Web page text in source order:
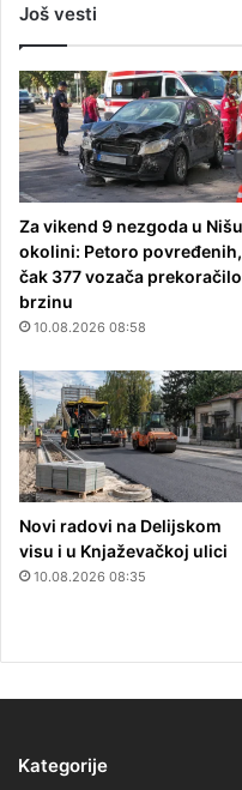
Još vesti
Za vikend 9 nezgoda u
okolini: Petoro povređenih,
čak 377 vozača prekoračilo
brzinu
10.08.2026 08:58
Novi radovi na Delijskom
visu i u Knjaževačkoj ulici
10.08.2026 08:35
Kategorije